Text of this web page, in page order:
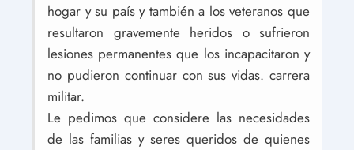
hogar y su país y también a los veteranos que
resultaron gravemente heridos o sufrieron
lesiones permanentes que los incapacitaron y
no pudieron continuar con sus vidas. carrera
militar.
Le pedimos que considere las necesidades
de las familias y seres queridos de quienes